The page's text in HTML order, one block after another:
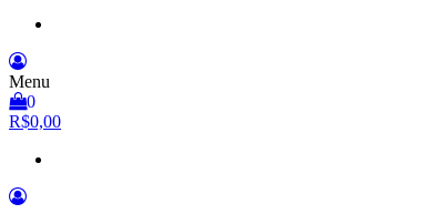
Menu
0
R$0,00